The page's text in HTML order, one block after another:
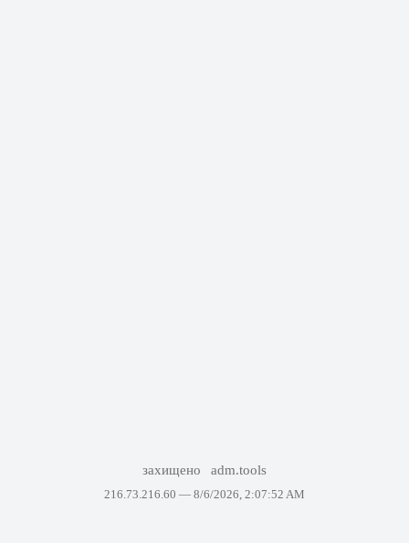
захищено adm.tools
216.73.216.60 — 8/6/2026, 2:07:52 AM